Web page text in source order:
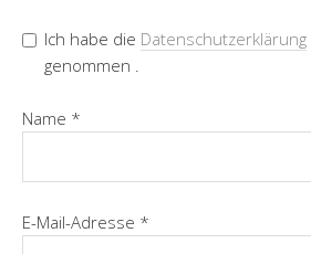
Ich habe die Datenschutzerklärung
genommen .
Name *
E-Mail-Adresse *